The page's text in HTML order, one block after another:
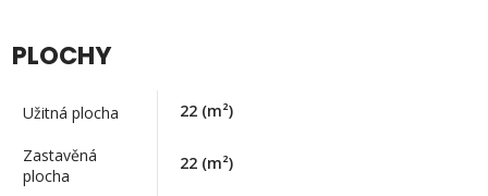
PLOCHY
Užitná plocha 22 (m²)
Zastavěná
plocha
22 (m²)